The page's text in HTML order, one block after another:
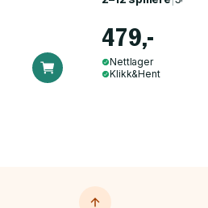
479,-
Nettlager
Klikk&Hent